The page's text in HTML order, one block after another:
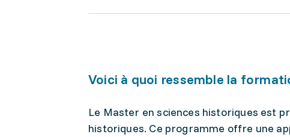
Voici à quoi ressemble la
Le Master en sciences historiques est
historiques. Ce programme offre une